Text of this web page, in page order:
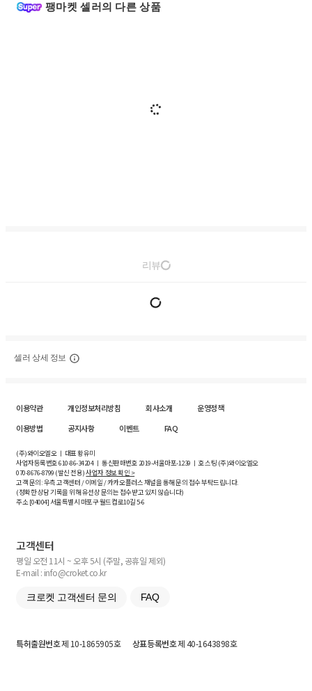
팽마켓 셀러의 다른 상품
리뷰
셀러 상세 정보
이용약관 개인정보처리방침 회사소개
운영정책
이용방법
공지사항 이벤트 FAQ
(주)와이오엘오 ㅣ 대표 황유미
사업자등록번호610-86-34204ㅣ 통신판매번호 2019-서울마포-1239 ㅣ 호스팅 (주)와이오엘오
070-8676-8799 (발신 전용)사업자 정보 확인 >
고객 문의: 우측 고객센터 / 이메일 / 카카오플러스 채널을 통해 문의 접수 부탁드립니다.
(정확한 상담 기록을 위해 유선상 문의는 접수받고 있지 않습니다)
주소 [04004] 서울특별시 마포구 월드컵로10길5-6
고객센터
평일 오전 11시 ~ 오후 5시 (주말, 공휴일 제외)
E-mail : info@croket.co.kr
크로켓 고객센터 문의 FAQ
특허출원번호제 10-1865905호 상표등록번호제 40-1643898호